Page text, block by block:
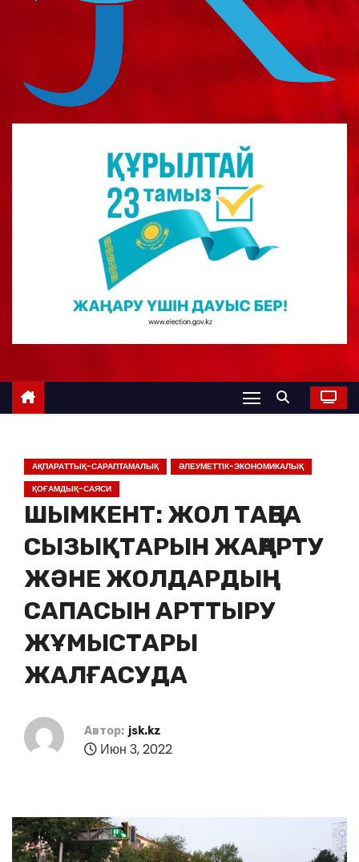
АҚПАРАТТЫҚ-САРАПТАМАЛЫҚ
ӘЛЕУМЕТТІК-ЭКОНОМИКАЛЫҚ
ҚОҒАМДЫҚ-САЯСИ
ШЫМКЕНТ: ЖОЛ ТАҢБА
СЫЗЫҚТАРЫН ЖАҢАРТУ
ЖӘНЕ ЖОЛДАРДЫҢ
САПАСЫН АРТТЫРУ
ЖҰМЫСТАРЫ
ЖАЛҒАСУДА
Автор: jsk.kz
Июн 3, 2022